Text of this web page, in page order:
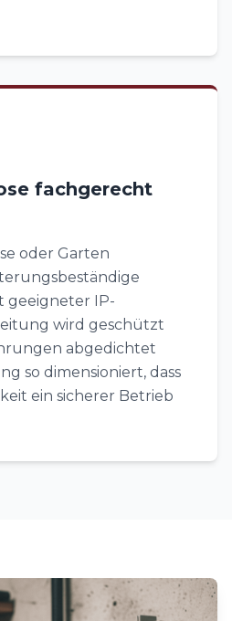
fachgerecht
oder Garten
geeigneter IP-
wird geschützt
abgedichtet
so dimensioniert, dass
ein sicherer Betrieb